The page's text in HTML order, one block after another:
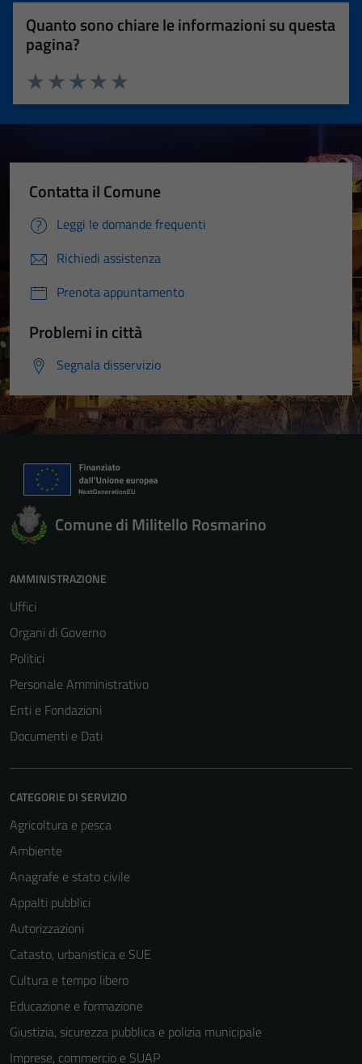
Quanto sono chiare le informazioni su questa
pagina?
Valuta 5 stelle su 5
Valuta 4 stelle su 5
Valuta 3 stelle su 5
Valuta 2 stelle su 5
Valuta 1 stelle su 5
Contatta il Comune
Leggi le domande frequenti
Richiedi assistenza
Prenota appuntamento
Problemi in città
Segnala disservizio
Comune di Militello Rosmarino
AMMINISTRAZIONE
Uffici
Organi di Governo
Politici
Personale Amministrativo
Enti e Fondazioni
Documenti e Dati
CATEGORIE DI SERVIZIO
Agricoltura e pesca
Ambiente
Anagrafe e stato civile
Appalti pubblici
Autorizzazioni
Catasto, urbanistica e SUE
Cultura e tempo libero
Educazione e formazione
Giustizia, sicurezza pubblica e polizia municipale
Imprese, commercio e SUAP